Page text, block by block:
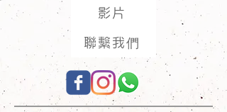
影片
聯繫我們